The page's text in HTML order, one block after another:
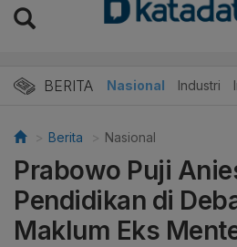
BERITA Nasional Industri
Berita Nasional
Prabowo Puji
Pendidikan di
Maklum Eks